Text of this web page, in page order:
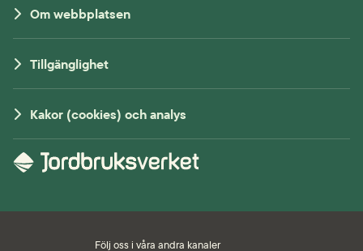
Om webbplatsen
Tillgänglighet
Kakor (cookies) och analys
Följ oss i våra andra kanaler